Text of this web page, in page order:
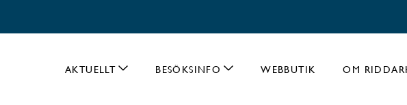
AKTUELLT BESÖKSINFO WEBBUTIK OM